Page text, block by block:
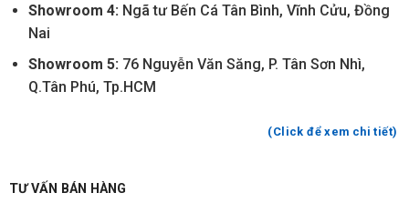
Showroom 4: Ngã tư Bến Cá Tân Bình, Vĩnh Cửu, Đồng
Nai
Showroom 5: 76 Nguyễn Văn Săng, P. Tân Sơn Nhì,
Q.Tân Phú, Tp.HCM
(Click để xem chi tiết)
TƯ VẤN BÁN HÀNG